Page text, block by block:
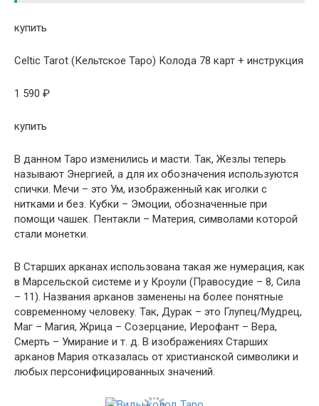
купить
Celtic Tarot (Кельтское Таро) Колода 78 карт + инструкция
1 590 ₽
купить
В данном Таро изменились и масти. Так, Жезлы теперь
называют Энергией, а для их обозначения используются
спички. Мечи – это Ум, изображенный как иголки с
нитками и без. Кубки – Эмоции, обозначенные при
помощи чашек. Пентакли – Материя, символами которой
стали монетки.
В Старших арканах использована такая же нумерация, как
в Марсельской системе и у Кроули (Правосудие – 8, Сила
– 11). Названия арканов заменены на более понятные
современному человеку. Так, Дурак – это Глупец/Мудрец,
Маг – Магия, Жрица – Созерцание, Иерофант – Вера,
Смерть – Умирание и т. д. В изображениях Старших
арканов Мария отказалась от христианской символики и
любых персонифицированных значений.